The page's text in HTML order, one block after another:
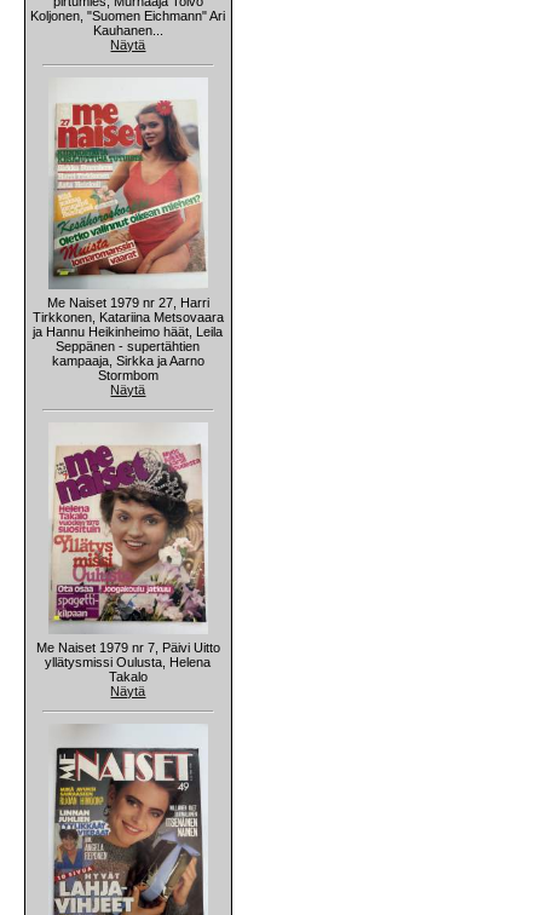
Koljonen, "Suomen Eichmann" Ari
Kauhanen...
Näytä
Me Naiset 1979 nr 27, Harri
Tirkkonen, Katariina Metsovaara
ja Hannu Heikinheimo häät, Leila
Seppänen - supertähtien
kampaaja, Sirkka ja Aarno
Stormbom
Näytä
Me Naiset 1979 nr 7, Päivi Uitto
yllätysmissi Oulusta, Helena
Takalo
Näytä